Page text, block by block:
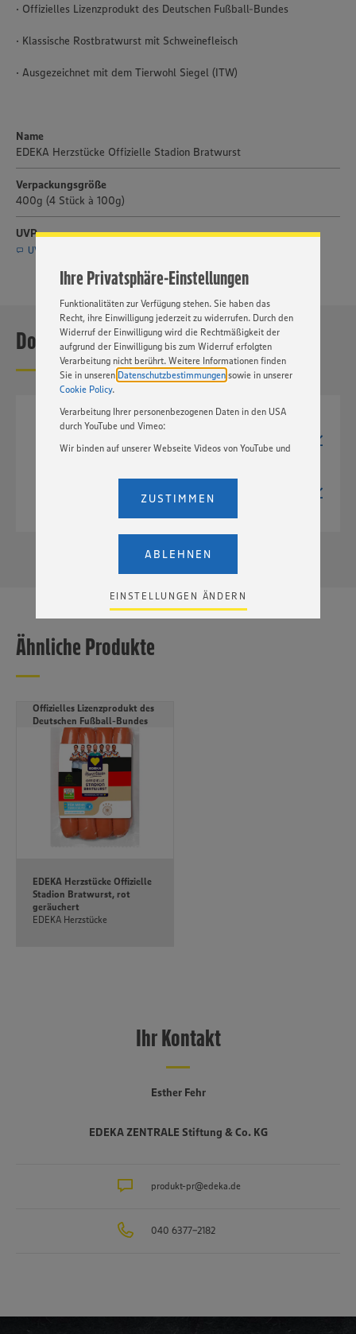
Ihre Privatsphäre-Einstellungen
Wir setzen Cookies und andere Technologien ein, um Ihnen
ermöglichen. Wir verwenden Ihre Daten, um unsere
Website zu personalisieren und Ihnen möglichst relevante
Inhalte anzubieten. Ihre Einwilligung in die Nutzung von
Cookies und anderer Technologien ist freiwillig und kann
„EINSTELLUNGEN ÄNDERN”. Bitte beachten Sie, dass auf
Basis Ihrer Einstellungen ggf. nicht mehr alle
Funktionalitäten zur Verfügung stehen. Sie haben das
Recht, ihre Einwilligung jederzeit zu widerrufen. Durch den
Widerruf der Einwilligung wird die Rechtmäßigkeit der
aufgrund der Einwilligung bis zum Widerruf erfolgten
Verarbeitung nicht berührt. Weitere Informationen finden
Sie in unseren Datenschutzbestimmungen sowie in unserer
Cookie Policy.
Verarbeitung Ihrer personenbezogenen Daten in den USA
durch YouTube und Vimeo:
Wir binden auf unserer Webseite Videos von YouTube und
Einstellungen bezüglich YouTube und Vimeo zu ändern,
ein, dass Ihre Daten (IP-Adresse, Zeitstempel, ggf.
Nutzerverhalten auf unserer Webseite) an die Anbieter der
Dienste YouTube und Vimeo in den USA übermittelt und
dort verarbeitet werden. Der EuGH sieht die USA als Land
mit einem nach europäischen Standards nicht
angemessenen Datenschutzniveau an. Es besteht das
Risiko eines Zugriffs durch US-amerikanische Behörden.
genannten Dienste Ihre Daten verarbeiten. Weitere
unseren Datenschutzhinweisen sowie in unserer Cookie
EINSTELLUNGEN ÄNDERN
ABLEHNEN
ZUSTIMMEN
· Offizielles Lizenzprodukt des Deutschen Fußball-Bundes
· Klassische Rostbratwurst mit Schweinefleisch
· Ausgezeichnet mit dem Tierwohl Siegel (ITW)
Name
EDEKA Herzstücke Offizielle Stadion Bratwurst
Verpackungsgröße
400g (4 Stück à 100g)
UVP
UVP per E-Mail anfragen (Service nur für Journalisten)
Downloads
JPG
221 kB
TIF
17,8 MB
Ähnliche Produkte
Offizielles Lizenzprodukt des
Deutschen Fußball-Bundes
EDEKA Herzstücke Offizielle
Stadion Bratwurst, rot
geräuchert
EDEKA Herzstücke
Ihr Kontakt
Esther Fehr
EDEKA ZENTRALE Stiftung & Co. KG
produkt-pr@edeka.de
040 6377-2182